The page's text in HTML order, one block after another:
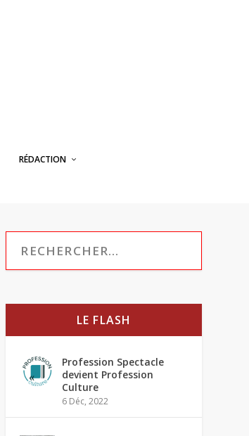
RÉDACTION
LE FLASH
Profession Spectacle
devient Profession
Culture
6 Déc, 2022